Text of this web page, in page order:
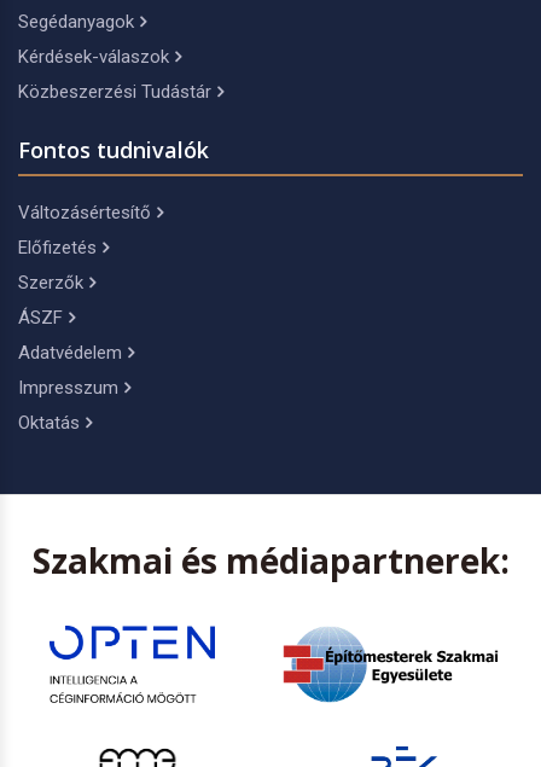
Segédanyagok
Kérdések-válaszok
Közbeszerzési Tudástár
Fontos tudnivalók
Változásértesítő
Előfizetés
Szerzők
ÁSZF
Adatvédelem
Impresszum
Oktatás
Szakmai és médiapartnerek: